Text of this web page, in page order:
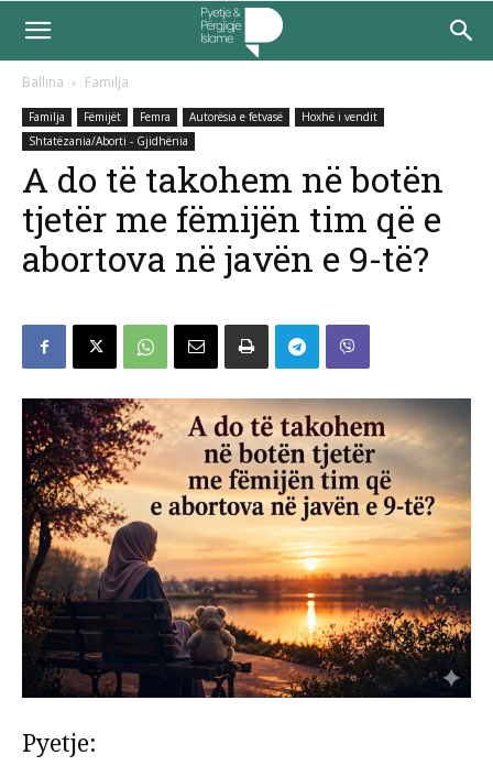
Ballina Familja
Familja Fëmijët Femra Autorësia e fetvasë
Hoxhë i vendit
Shtatëzania/Aborti - Gjidhënia
A do të takohem në botën
tjetër me fëmijën tim që e
abortova në javën e 9-të?
Pyetje: